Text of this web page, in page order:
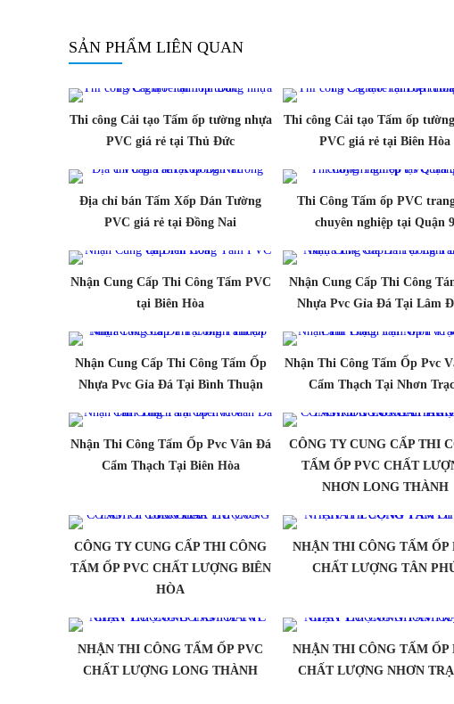
SẢN PHẨM LIÊN QUAN
Thi công Cải tạo Tấm ốp tường nhựa
PVC giá rẻ tại Thủ Đức
Thi công Cải tạo Tấm ốp
PVC giá rẻ tại Biên Hòa
Địa chỉ bán Tấm Xốp Dán Tường
PVC giá rẻ tại Đồng Nai
Thi Công Tấm ốp PVC
chuyên nghiệp tại Quận 9
Nhận Cung Cấp Thi Công Tấm PVC
tại Biên Hòa
Nhận Cung Cấp Thi Công
Nhựa Pvc Gỉa Đá Tại Lâm
Nhận Cung Cấp Thi Công Tấm Ốp
Nhựa Pvc Gỉa Đá Tại Bình Thuận
Nhận Thi Công Tấm Ốp Pvc
Cẩm Thạch Tại Nhơn
Nhận Thi Công Tấm Ốp Pvc Vân Đá
Cẩm Thạch Tại Biên Hòa
CÔNG TY CUNG CẤP THI
TẤM ỐP PVC CHẤT
NHƠN LONG THÀNH
CÔNG TY CUNG CẤP THI CÔNG
TẤM ỐP PVC CHẤT LƯỢNG BIÊN
HÒA
NHẬN THI CÔNG TẤM ỐP
CHẤT LƯỢNG TÂN
NHẬN THI CÔNG TẤM ỐP PVC
CHẤT LƯỢNG LONG THÀNH
NHẬN THI CÔNG TẤM ỐP
CHẤT LƯỢNG NHƠN